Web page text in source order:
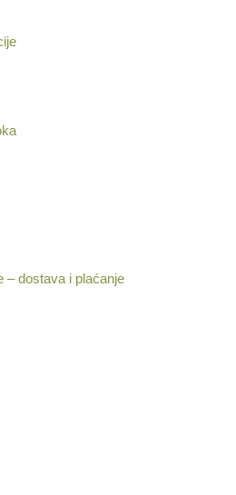
– dostava i plaćanje